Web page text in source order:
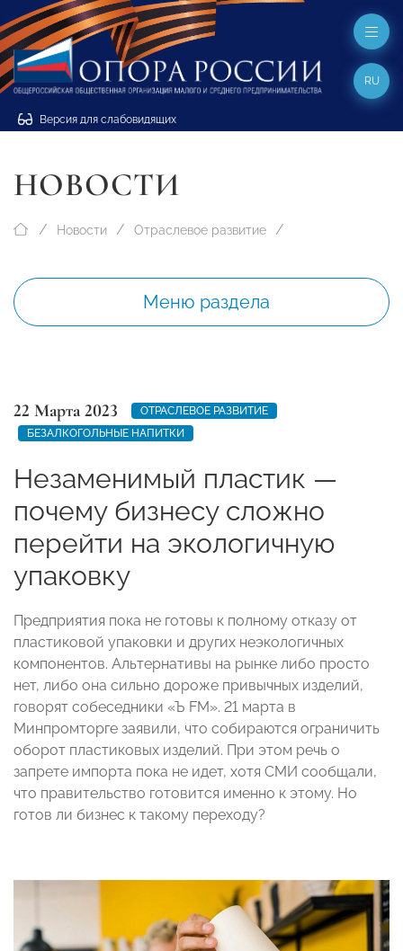
Версия для слабовидящих
RU
НОВОСТИ
Новости Отраслевое развитие
Меню раздела
22 Марта 2023
ОТРАСЛЕВОЕ РАЗВИТИЕ
БЕЗАЛКОГОЛЬНЫЕ НАПИТКИ
Незаменимый пластик —
почему бизнесу сложно
перейти на экологичную
упаковку
Предприятия пока не готовы к полному отказу от
пластиковой упаковки и других неэкологичных
компонентов. Альтернативы на рынке либо просто
нет, либо она сильно дороже привычных изделий,
говорят собеседники «Ъ FM». 21 марта в
Минпромторге заявили, что собираются ограничить
оборот пластиковых изделий. При этом речь о
запрете импорта пока не идет, хотя СМИ сообщали,
что правительство готовится именно к этому. Но
готов ли бизнес к такому переходу?